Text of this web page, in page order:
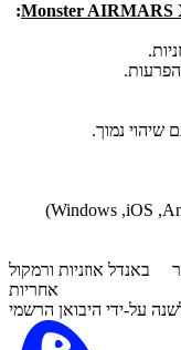
:
נמוך.
באנדל אוזניות ורמקול
אחריות